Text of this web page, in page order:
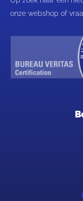
onze webshop of